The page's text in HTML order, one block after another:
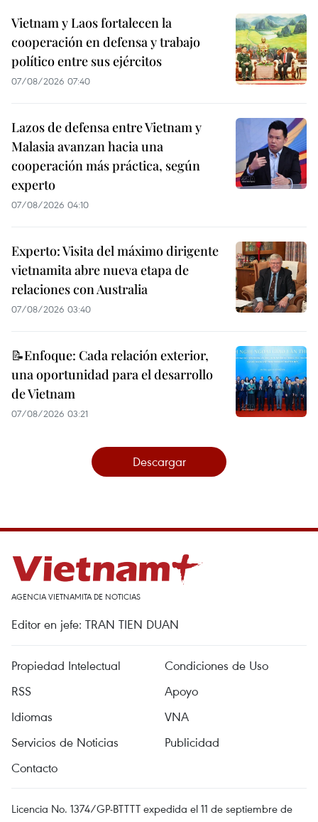
Vietnam y Laos fortalecen la
cooperación en defensa y trabajo
político entre sus ejércitos
07/08/2026 07:40
Lazos de defensa entre Vietnam y
Malasia avanzan hacia una
cooperación más práctica, según
experto
07/08/2026 04:10
Experto: Visita del máximo dirigente
vietnamita abre nueva etapa de
relaciones con Australia
07/08/2026 03:40
📝Enfoque: Cada relación exterior,
una oportunidad para el desarrollo
de Vietnam
07/08/2026 03:21
Descargar
AGENCIA VIETNAMITA DE NOTICIAS
Editor en jefe: TRAN TIEN DUAN
Propiedad Intelectual
Condiciones de Uso
RSS
Apoyo
Idiomas
VNA
Servicios de Noticias
Publicidad
Contacto
Licencia No. 1374/GP-BTTTT expedida el 11 de septiembre de